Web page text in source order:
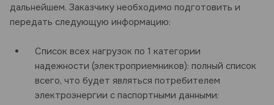
дальнейшем. Заказчику необходимо подготовить и
передать следующую информацию:
Список всех нагрузок по 1 категории
надежности (электроприемников): полный список
всего, что будет являться потребителем
электроэнергии с паспортными данными: